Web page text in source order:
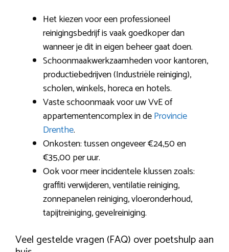
Het kiezen voor een professioneel
reinigingsbedrijf is vaak goedkoper dan
wanneer je dit in eigen beheer gaat doen.
Schoonmaakwerkzaamheden voor kantoren,
productiebedrijven (Industriële reiniging),
scholen, winkels, horeca en hotels.
Vaste schoonmaak voor uw VvE of
appartementencomplex in deProvincie
Drenthe.
Onkosten: tussen ongeveer €24,50 en
€35,00 per uur.
Ook voor meer incidentele klussen zoals:
graffiti verwijderen, ventilatie reiniging,
zonnepanelen reiniging, vloeronderhoud,
tapijtreiniging, gevelreiniging.
Veel gestelde vragen (FAQ) over poetshulp aan